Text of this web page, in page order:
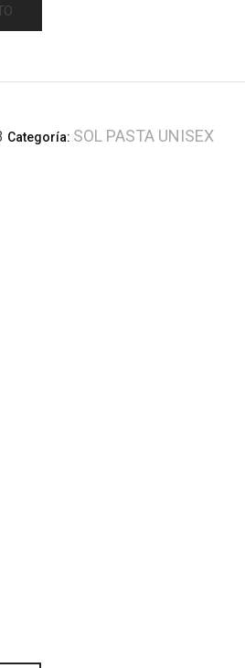
Categoría: SOL PASTA UNISEX